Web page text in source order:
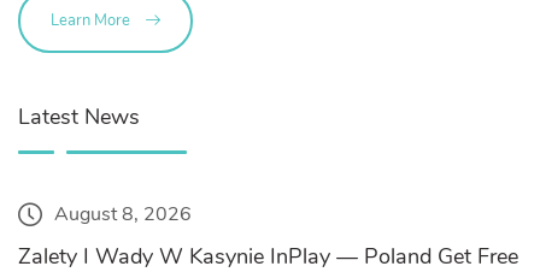
Learn More
Latest News
August 8, 2026
Zalety I Wady W Kasynie InPlay — Poland Get Free